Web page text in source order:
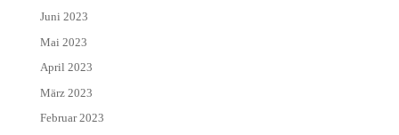
Juni 2023
Mai 2023
April 2023
März 2023
Februar 2023